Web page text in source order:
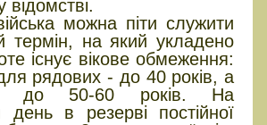
відомстві.
можна піти служити
термін, на який укладено
існує вікове обмеження:
рядових - до 40 років, а
- до 50-60 років. На
день в резерві постійної